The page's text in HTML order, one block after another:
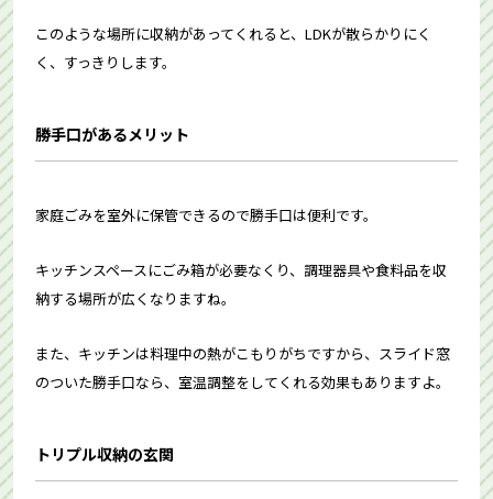
このような場所に収納があってくれると、LDKが散らかりにく
く、すっきりします。
勝手口があるメリット
家庭ごみを室外に保管できるので勝手口は便利です。
キッチンスペースにごみ箱が必要なくり、調理器具や食料品を収
納する場所が広くなりますね。
また、キッチンは料理中の熱がこもりがちですから、スライド窓
のついた勝手口なら、室温調整をしてくれる効果もありますよ。
トリプル収納の玄関